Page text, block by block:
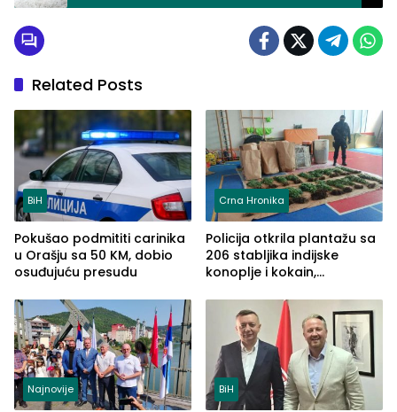
Related Posts
BiH
Pokušao podmititi carinika
u Orašju sa 50 KM, dobio
osuđujuću presudu
Crna Hronika
Policija otkrila plantažu sa
206 stabljika indijske
konoplje i kokain,
(FOTO)
Najnovije BiH